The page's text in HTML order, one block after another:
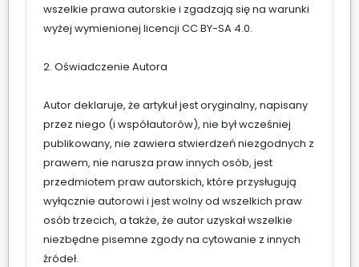
wszelkie prawa autorskie i zgadzają się na warunki
wyżej wymienionej licencji CC BY-SA 4.0.
2. Oświadczenie Autora
Autor deklaruje, że artykuł jest oryginalny, napisany
przez niego (i współautorów), nie był wcześniej
publikowany, nie zawiera stwierdzeń niezgodnych z
prawem, nie narusza praw innych osób, jest
przedmiotem praw autorskich, które przysługują
wyłącznie autorowi i jest wolny od wszelkich praw
osób trzecich, a także, że autor uzyskał wszelkie
niezbędne pisemne zgody na cytowanie z innych
źródeł.